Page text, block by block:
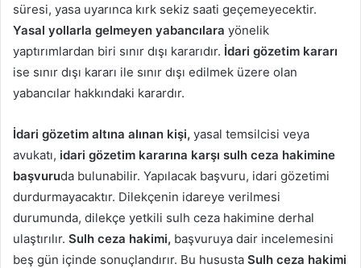
süresi, yasa uyarınca kırk sekiz saati geçemeyecektir.
Yasal yollarla gelmeyen yabancılara yönelik
yaptırımlardan biri sınır dışı kararıdır. İdari gözetim kararı
ise sınır dışı kararı ile sınır dışı edilmek üzere olan
yabancılar hakkındaki karardır.
İdari gözetim altına alınan kişi, yasal temsilcisi veya
avukatı, idari gözetim kararına karşı sulh ceza hakimine
başvuruda bulunabilir. Yapılacak başvuru, idari gözetimi
durdurmayacaktır. Dilekçenin idareye verilmesi
durumunda, dilekçe yetkili sulh ceza hakimine derhal
ulaştırılır. Sulh ceza hakimi, başvuruya dair incelemesini
beş gün içinde sonuçlandırır. Bu hususta Sulh ceza hakimi